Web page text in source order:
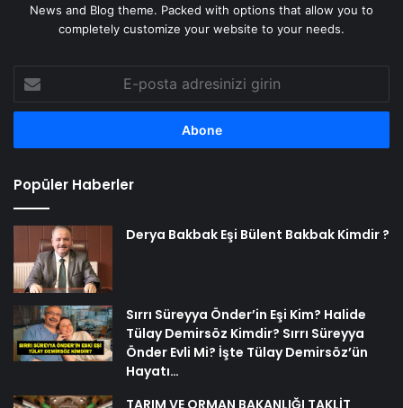
News and Blog theme. Packed with options that allow you to
completely customize your website to your needs.
posta
adresinizi
Popüler Haberler
Derya Bakbak Eşi Bülent Bakbak Kimdir ?
Sırrı Süreyya Önder’in Eşi Kim? Halide
Tülay Demirsöz Kimdir? Sırrı Süreyya
Önder Evli Mi? İşte Tülay Demirsöz’ün
Hayatı…